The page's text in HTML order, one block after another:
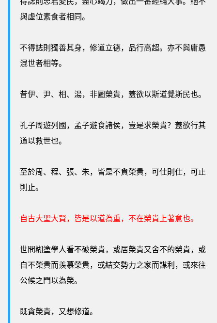
與虛位素食者相同。
不得誌則獨善其身，修道立德，品行高超。亦不與庸愚
混世者相等。
昔伊、尹、相、湯，非圖榮貴，蓋欲以斯道覺斯民也。
孔子周遊列國，孟子遊食諸侯，豈是求榮貴？蓋欲行其
道以救世也。
至於周、程、張、朱，皆是不貪榮貴，可仕則仕，可止
則止。
自古大聖大賢，皆是以道為重，不在榮貴上著意也。
世間糊塗學人看不破榮貴，或居榮貴又舍不的榮貴，或
自不榮貴而羨慕榮貴，或結交勢力之家而謀利，或來往
公候之門以為榮。
既貪榮貴，又想修道。